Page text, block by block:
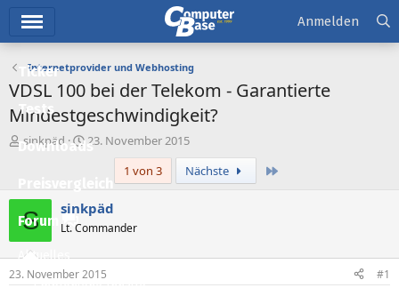
Ticker
Tests
Downloads
Forum
Aktuelles
Anmelden
Internetprovider und Webhosting
VDSL 100 bei der Telekom - Garantierte
Mindestgeschwindigkeit?
E
t
e
l
e
sinkpäd
E
t
e
l
a
m
23. November 2015
1 von 3
Nächste
S sinkpäd
Lt. Commander
23. November 2015 #1